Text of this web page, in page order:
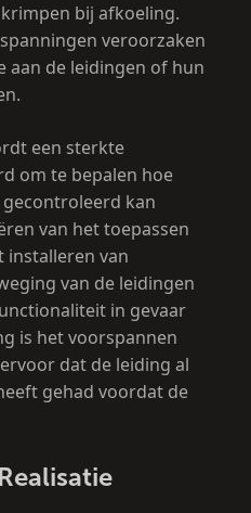
bij afkoeling.
veroorzaken
aan de leidingen of hun
een sterkte
om te bepalen hoe
kan
van het toepassen
installeren van
van de leidingen
in gevaar
is het voorspannen
dat de leiding al
gehad voordat de